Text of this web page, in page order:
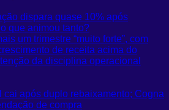
dispara quase 10% após
que animou tanto?
um trimestre “muito forte”, com
de receita acima do
da disciplina operacional